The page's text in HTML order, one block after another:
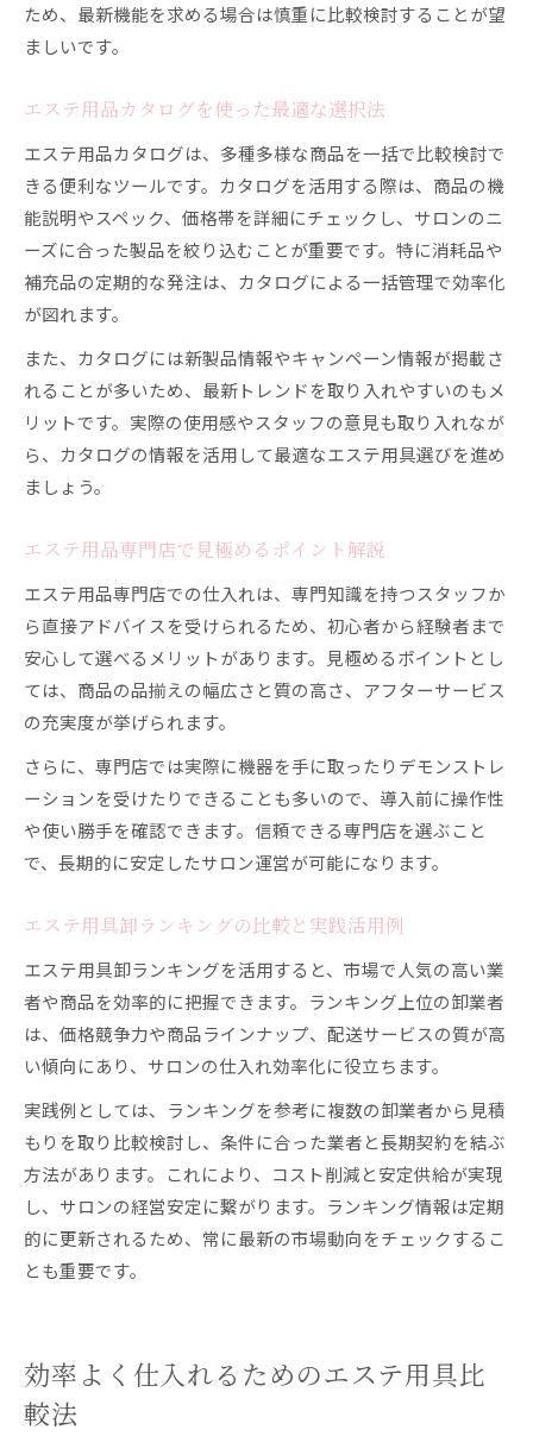
サロン用品専門店の活用術と失敗しない工夫
カタログ活用で失敗しないエステ用具調達
エステ業務用アウトレット情報の入手方法
エステ用品卸と店舗比較で調達を最適化
エステ商材おすすめをカタログでチェック
ため、最新機能を求める場合は慎重に比較検討することが望
ましいです。
エステ用品カタログを使った最適な選択法
エステ用品カタログは、多種多様な商品を一括で比較検討で
きる便利なツールです。カタログを活用する際は、商品の機
能説明やスペック、価格帯を詳細にチェックし、サロンのニ
ーズに合った製品を絞り込むことが重要です。特に消耗品や
補充品の定期的な発注は、カタログによる一括管理で効率化
が図れます。
また、カタログには新製品情報やキャンペーン情報が掲載さ
れることが多いため、最新トレンドを取り入れやすいのもメ
リットです。実際の使用感やスタッフの意見も取り入れなが
ら、カタログの情報を活用して最適なエステ用具選びを進め
ましょう。
エステ用品専門店で見極めるポイント解説
エステ用品専門店での仕入れは、専門知識を持つスタッフか
ら直接アドバイスを受けられるため、初心者から経験者まで
安心して選べるメリットがあります。見極めるポイントとし
ては、商品の品揃えの幅広さと質の高さ、アフターサービス
の充実度が挙げられます。
さらに、専門店では実際に機器を手に取ったりデモンストレ
ーションを受けたりできることも多いので、導入前に操作性
や使い勝手を確認できます。信頼できる専門店を選ぶこと
で、長期的に安定したサロン運営が可能になります。
エステ用具卸ランキングの比較と実践活用例
エステ用具卸ランキングを活用すると、市場で人気の高い業
者や商品を効率的に把握できます。ランキング上位の卸業者
は、価格競争力や商品ラインナップ、配送サービスの質が高
い傾向にあり、サロンの仕入れ効率化に役立ちます。
実践例としては、ランキングを参考に複数の卸業者から見積
もりを取り比較検討し、条件に合った業者と長期契約を結ぶ
方法があります。これにより、コスト削減と安定供給が実現
し、サロンの経営安定に繋がります。ランキング情報は定期
的に更新されるため、常に最新の市場動向をチェックするこ
とも重要です。
効率よく仕入れるためのエステ用具比
較法